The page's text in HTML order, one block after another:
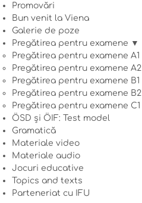
Promovări
Bun venit la Viena
Galerie de poze
Pregătirea pentru examene ▼
Pregătirea pentru examene A1
Pregătirea pentru examene A2
Pregătirea pentru examene B1
Pregătirea pentru examene B2
Pregătirea pentru examene C1
ÖSD și ÖIF: Test model
Gramatică
Materiale video
Materiale audio
Jocuri educative
Topics and texts
Parteneriat cu IFU